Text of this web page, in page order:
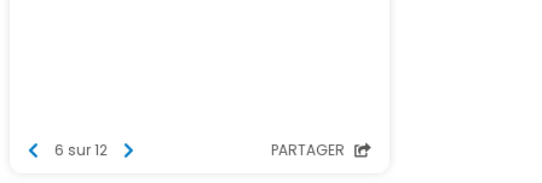
6 sur 12 PARTAGER